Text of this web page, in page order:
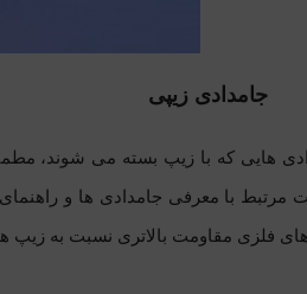
جامدادی زیپی
هایی که با زیپ بسته می شوند،
مرتبط با معرفی جامدادی ها و
فلزی مقاومت بالاتری نسبت به زیپ